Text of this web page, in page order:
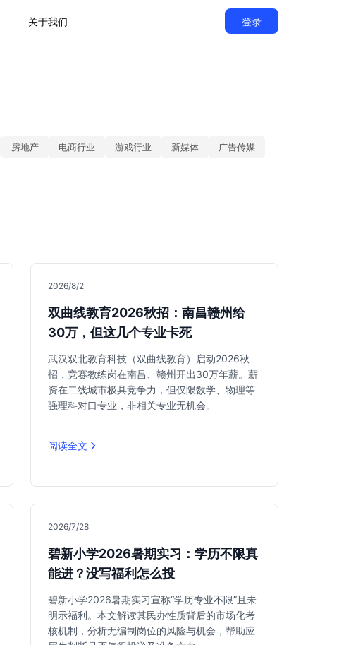
关于我们 登录
房地产 电商行业 游戏行业 新媒体
广告传媒
2026/8/2
双曲线教育2026秋招：南昌赣州给
30万，但这几个专业卡死
武汉双北教育科技（双曲线教育）启动2026秋
招，竞赛教练岗在南昌、赣州开出30万年薪。薪
资在二线城市极具竞争力，但仅限数学、物理等
强理科对口专业，非相关专业无机会。
阅读全文
2026/7/28
碧新小学2026暑期实习：学历不限真
能进？没写福利怎么投
碧新小学2026暑期实习宣称“学历专业不限”且未
明示福利。本文解读其民办性质背后的市场化考
核机制，分析无编制岗位的风险与机会，帮助应